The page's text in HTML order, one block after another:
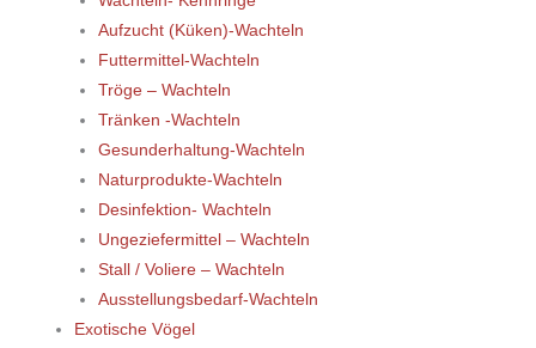
Aufzucht (Küken)-Wachteln
Futtermittel-Wachteln
Tröge – Wachteln
Tränken -Wachteln
Gesunderhaltung-Wachteln
Naturprodukte-Wachteln
Desinfektion- Wachteln
Ungeziefermittel – Wachteln
Stall / Voliere – Wachteln
Ausstellungsbedarf-Wachteln
Exotische Vögel